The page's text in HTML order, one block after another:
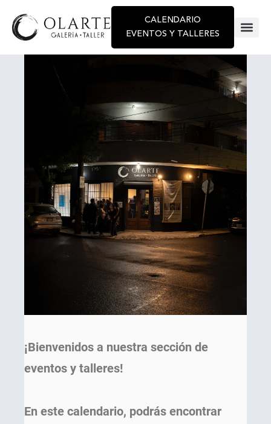
CALENDARIO
EVENTOS Y TALLERES
¡Bienvenidos a nuestra sección de
eventos y talleres!
En este calendario, podrás encontrar